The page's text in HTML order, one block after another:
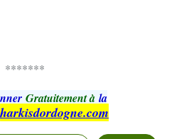
*******
Gratuitement à la
harkisdordogne.com